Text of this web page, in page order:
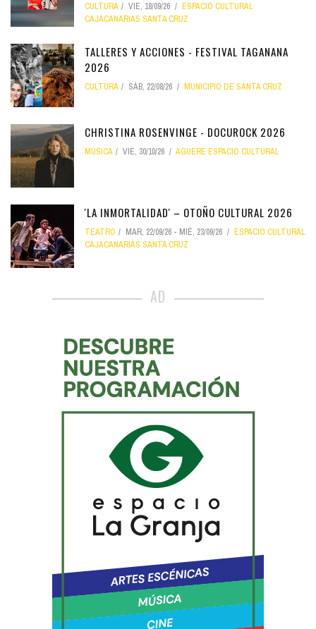
CULTURA VIE, 18/09/26
ESPACIO CULTURAL
CAJACANARIAS SANTA CRUZ
TALLERES Y ACCIONES - FESTIVAL TAGANANA
2026
CULTURA SÁB, 22/08/26 MUNICIPIO DE SANTA CRUZ
CHRISTINA ROSENVINGE - DOCUROCK 2026
MÚSICA VIE, 30/10/26 AGUERE ESPACIO CULTURAL
'LA INMORTALIDAD' – OTOÑO CULTURAL 2026
TEATRO MAR, 22/09/26 - MIÉ, 23/09/26
ESPACIO CULTURAL
CAJACANARIAS SANTA CRUZ
AD